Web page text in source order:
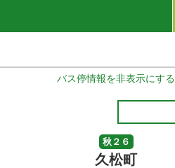
バス停情報を非表示にする
秋２６
久松町